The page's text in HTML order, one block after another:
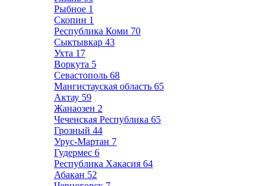
Рыбное 1
Скопин 1
Республика Коми 70
Сыктывкар 43
Ухта 17
Воркута 5
Севастополь 68
Мангистауская область 65
Актау 59
Жанаозен 2
Чеченская Республика 65
Грозный 44
Урус-Мартан 7
Гудермес 6
Республика Хакасия 64
Абакан 52